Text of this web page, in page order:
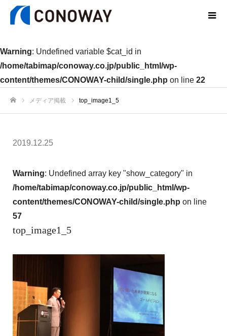
Warning: Undefined variable $cat_id in
/home/tabimap/conoway.co.jp/public_html/wp-
content/themes/CONOWAY-child/single.php on line 22
メディア掲載 top_image1_5
2019.12.25
Warning: Undefined array key "show_category" in
/home/tabimap/conoway.co.jp/public_html/wp-
content/themes/CONOWAY-child/single.php on line
57
top_image1_5